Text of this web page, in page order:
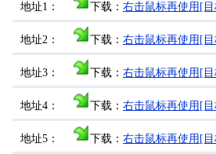
地址1： 下载： 右击鼠标再使用[
地址2： 下载： 右击鼠标再使用[
地址3： 下载： 右击鼠标再使用[
地址4： 下载： 右击鼠标再使用[
地址5： 下载： 右击鼠标再使用[